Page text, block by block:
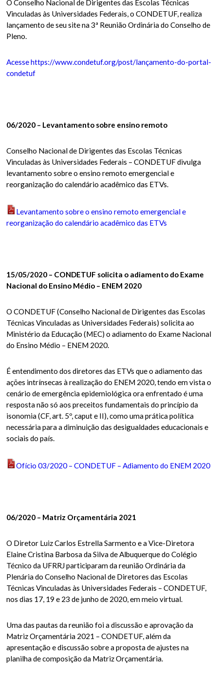
O Conselho Nacional de Dirigentes das Escolas Técnicas
Vinculadas às Universidades Federais, o CONDETUF, realiza
lançamento de seu site na 3ª Reunião Ordinária do Conselho de
Pleno.
Acesse https://www.condetuf.org/post/lançamento-do-portal-
condetuf
06/2020 – Levantamento sobre ensino remoto
Conselho Nacional de Dirigentes das Escolas Técnicas
Vinculadas às Universidades Federais – CONDETUF divulga
levantamento sobre o ensino remoto emergencial e
reorganização do calendário acadêmico das ETVs.
Levantamento sobre o ensino remoto emergencial e
reorganização do calendário acadêmico das ETVs
15/05/2020 – CONDETUF solicita o adiamento do Exame
Nacional do Ensino Médio – ENEM 2020
O CONDETUF (Conselho Nacional de Dirigentes das Escolas
Técnicas Vinculadas as Universidades Federais) solicita ao
Ministério da Educação (MEC) o adiamento do Exame Nacional
do Ensino Médio – ENEM 2020.
É entendimento dos diretores das ETVs que o adiamento das
ações intrínsecas à realização do ENEM 2020, tendo em vista o
cenário de emergência epidemiológica ora enfrentado é uma
resposta não só aos preceitos fundamentais do princípio da
isonomia (CF, art. 5º, caput e II), como uma prática política
necessária para a diminuição das desigualdades educacionais e
sociais do país.
Ofício 03/2020 – CONDETUF – Adiamento do ENEM 2020
06/2020 – Matriz Orçamentária 2021
O Diretor Luiz Carlos Estrella Sarmento e a Vice-Diretora
Elaine Cristina Barbosa da Silva de Albuquerque do Colégio
Técnico da UFRRJ participaram da reunião Ordinária da
Plenária do Conselho Nacional de Diretores das Escolas
Técnicas Vinculadas às Universidades Federais – CONDETUF,
nos dias 17, 19 e 23 de junho de 2020, em meio virtual.
Uma das pautas da reunião foi a discussão e aprovação da
Matriz Orçamentária 2021 – CONDETUF, além da
apresentação e discussão sobre a proposta de ajustes na
planilha de composição da Matriz Orçamentária.